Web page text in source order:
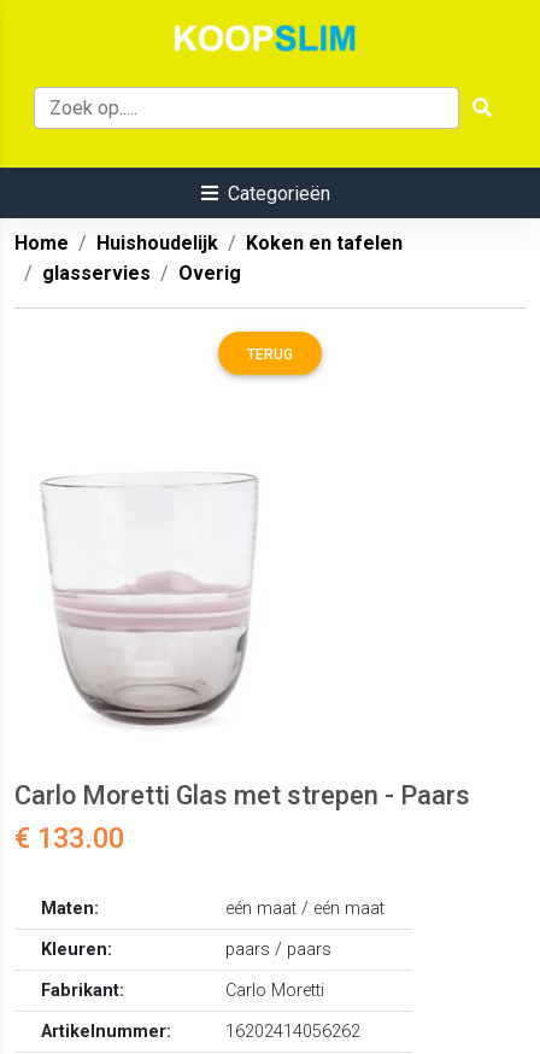
Categorieën
Home Huishoudelijk
Koken en tafelen
glasservies
Overig
TERUG
Carlo Moretti Glas met strepen - Paars
€ 133.00
Maten:
eén maat / eén maat
Kleuren:
paars / paars
Fabrikant:
Carlo Moretti
Artikelnummer:
16202414056262